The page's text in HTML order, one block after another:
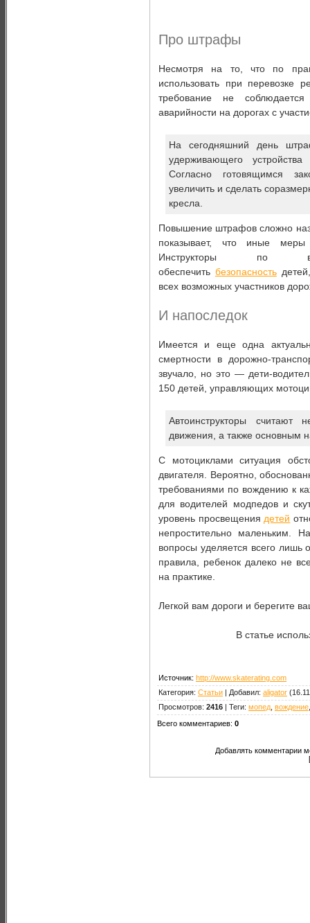
Про штрафы
Несмотря на то, что по
использовать при перевозке
требование не
аварийности на дорогах с
На сегодняшний день
удерживающего
Согласно готовящимся
увеличить и сделать
кресла.
Повышение штрафов сложно
показывает, что иные меры
Инструкторы по
обеспечить безопасность
всех возможных участников
И напоследок
Имеется и еще одна
смертности в дорожно-
звучало, но это — дети-
150 детей, управляющих
Автоинструкторы считают
движения, а также основным
С мотоциклами ситуация
двигателя. Вероятно,
требованиями по вождению к
для водителей модпедов и
уровень просвещения детей
непростительно маленьким.
вопросы уделяется всего лишь
правила, ребенок далеко не
на практике.
Легкой вам дороги и берегите
В статье
Источник: http://www.skaterating.com
Категория: Статьи | Добавил: aligator
Просмотров: 2416 | Теги: мопед вождение
Всего комментариев: 0
Добавлять комментарии